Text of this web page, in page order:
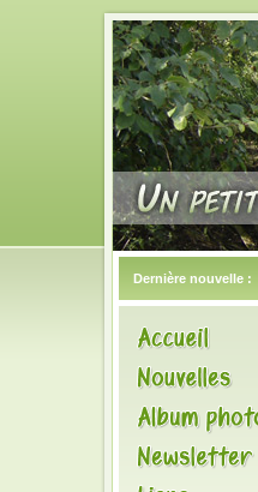
Dernière nouvelle :